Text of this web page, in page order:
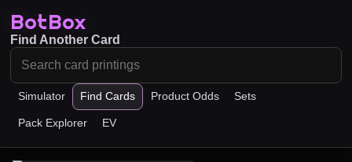
BotBox
Simulator Find Cards Product Odds Sets
Pack Explorer EV
Find Another Card